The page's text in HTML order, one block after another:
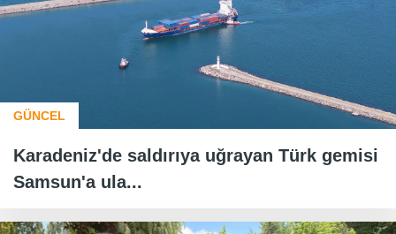
GÜNCEL
Karadeniz'de saldırıya uğrayan Türk gemisi
Samsun'a ula...